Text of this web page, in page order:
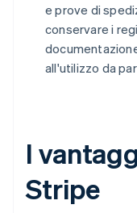
e prove di
conservare i
all'utilizzo da
I
Stripe